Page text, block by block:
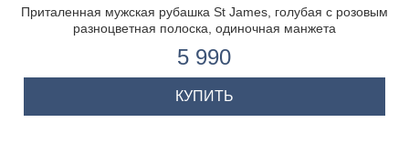
Приталенная мужская рубашка St James, голубая с розовым
разноцветная полоска, одиночная манжета
5 990
КУПИТЬ